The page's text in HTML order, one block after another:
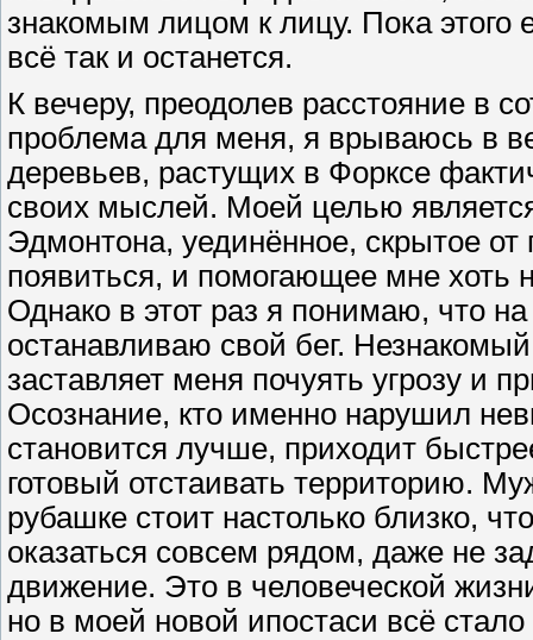
знакомым лицом к лицу. Пока этого
всё так и останется.
К вечеру, преодолев расстояние в
проблема для меня, я врываюсь в
деревьев, растущих в Форксе
своих мыслей. Моей целью
Эдмонтона, уединённое, скрытое от
появиться, и помогающее мне хоть
Однако в этот раз я понимаю, что
останавливаю свой бег.
заставляет меня почуять угрозу и
Осознание, кто именно нарушил
становится лучше, приходит
готовый отстаивать территорию.
рубашке стоит настолько близко,
оказаться совсем рядом, даже не
движение. Это в человеческой
но в моей новой ипостаси всё